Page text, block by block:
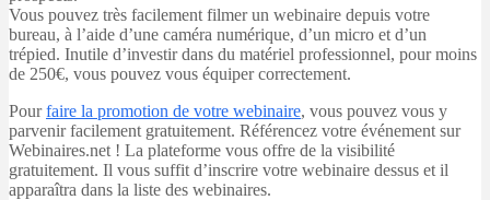
Vous pouvez très facilement filmer un webinaire depuis votre
bureau, à l’aide d’une caméra numérique, d’un micro et d’un
trépied. Inutile d’investir dans du matériel professionnel, pour moins
de 250€, vous pouvez vous équiper correctement.
Pourfaire la promotion de votre webinaire, vous pouvez vous y
parvenir facilement gratuitement. Référencez votre événement sur
Webinaires.net ! La plateforme vous offre de la visibilité
gratuitement. Il vous suffit d’inscrire votre webinaire dessus et il
apparaîtra dans la liste des webinaires.